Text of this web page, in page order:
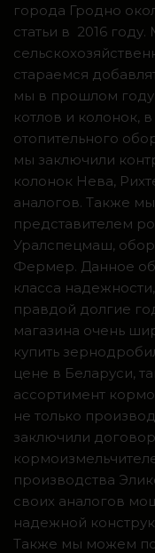
города Гродно
статьи в 2016
стараемся
мы в прошлом году
котлов и колонок,
отопительного
мы заключили
колонок Нева,
аналогов. Также
представителем
Уралспецмаш,
Фермер. Данное
класса
правдой долгие
магазина очень
купить
цене в Беларуси,
ассортимент
не только
заключили
производства
своих аналогов
надежной
Также мы можем